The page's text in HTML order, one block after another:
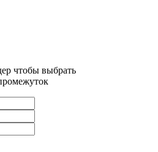
чтобы выбрать